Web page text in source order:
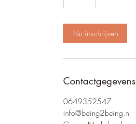
u
Nu inschrijven
Contactgegevens
0649352547
info@being2being.nl